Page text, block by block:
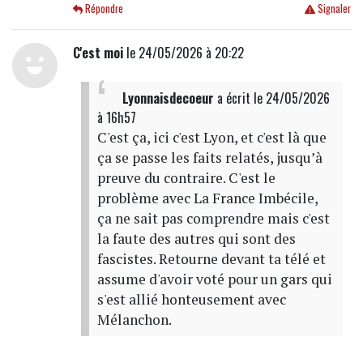
Signaler
Répondre
C'est moile 24/05/2026 à 20:22
Lyonnaisdecoeur a écrit le 24/05/2026
à 16h57
C'est ça, ici c'est Lyon, et c'est là que
ça se passe les faits relatés, jusqu’à
preuve du contraire. C'est le
problème avec La France Imbécile,
ça ne sait pas comprendre mais c'est
la faute des autres qui sont des
fascistes. Retourne devant ta télé et
assume d'avoir voté pour un gars qui
s'est allié honteusement avec
Mélanchon.